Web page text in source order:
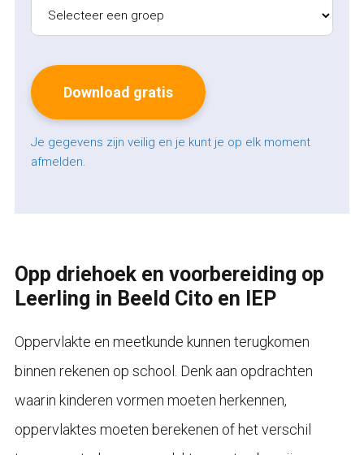
Je gegevens zijn veilig en je kunt je op elk moment
afmelden.
Opp driehoek en voorbereiding op
Leerling in Beeld Cito en IEP
Oppervlakte en meetkunde kunnen terugkomen
binnen rekenen op school. Denk aan opdrachten
waarin kinderen vormen moeten herkennen,
oppervlaktes moeten berekenen of het verschil